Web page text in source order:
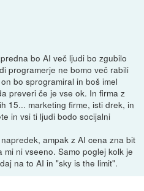
bo AI več ljudi bo zgubilo
programerje ne bomo več rabili
bo sprogramiral in boš imel
preveri če je vse ok. In firma z
15... marketing firme, isti drek, in
in vsi ti ljudi bodo socijalni
ampak z AI cena zna bit
ni vseeno. Samo poglej kolk je
na to AI in "sky is the limit".